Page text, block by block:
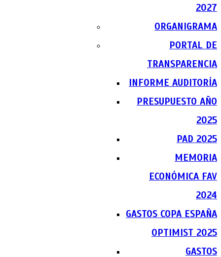
2027
ORGANIGRAMA
PORTAL DE
TRANSPARENCIA
INFORME AUDITORÍA
PRESUPUESTO AÑO
2025
PAD 2025
MEMORIA
ECONÓMICA FAV
2024
GASTOS COPA ESPAÑA
OPTIMIST 2025
GASTOS